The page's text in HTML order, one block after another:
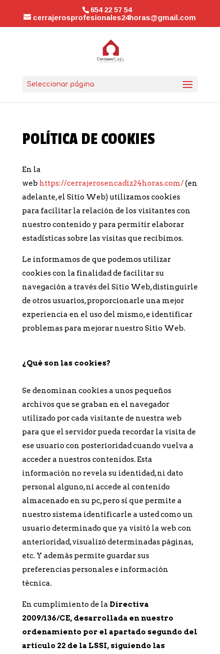
654 22 57 54
cerrajerosprofesionales24horas@gmail.com
Seleccionar página
POLÍTICA DE COOKIES
En la
web https://cerrajerosencadiz24horas.com/(en
adelante, el Sitio Web) utilizamos cookies
para facilitar la relación de los visitantes con
nuestro contenido y para permitir elaborar
estadísticas sobre las visitas que recibimos.
Le informamos de que podemos utilizar
cookies con la finalidad de facilitar su
navegación a través del Sitio Web, distinguirle
de otros usuarios, proporcionarle una mejor
experiencia en el uso del mismo, e identificar
problemas para mejorar nuestro Sitio Web.
¿Qué son las cookies?
Se denominan cookies a unos pequeños
archivos que se graban en el navegador
utilizado por cada visitante de nuestra web
para que el servidor pueda recordar la visita de
ese usuario con posterioridad cuando vuelva a
acceder a nuestros contenidos. Esta
información no revela su identidad, ni dato
personal alguno, ni accede al contenido
almacenado en su pc, pero sí que permite a
nuestro sistema identificarle a usted como un
usuario determinado que ya visitó la web con
anterioridad, visualizó determinadas páginas,
etc. Y además permite guardar sus
preferencias personales e información
técnica.
En cumplimiento de la Directiva
2009/136/CE, desarrollada en nuestro
ordenamiento por el apartado segundo del
artículo 22 de la LSSI, siguiendo las